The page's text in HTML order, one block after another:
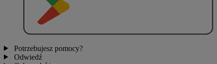
Potrzebujesz pomocy?
Odwiedź